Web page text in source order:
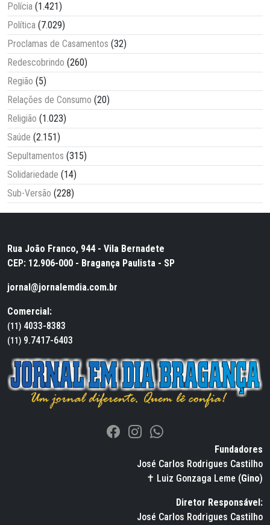
Polícia (1.421)
Política (7.029)
Proclamas de Casamentos (32)
Redescobrindo (260)
Região (5)
Relações de Consumo (20)
Religião (1.023)
Saúde (2.151)
Sepultamentos (315)
Solidariedade (14)
Sub-Versão (228)
Rua João Franco, 944 - Vila Bernadete
CEP: 12.906-000 - Bragança Paulista - SP
jornal@jornalemdia.com.br
Comercial:
(11) 4033-8383
(11) 9.7417-6403
Fundadores
José Carlos Rodrigues Castilho
✝ Luiz Gonzaga Leme (Gino)
Diretor Responsável:
José Carlos Rodrigues Castilho